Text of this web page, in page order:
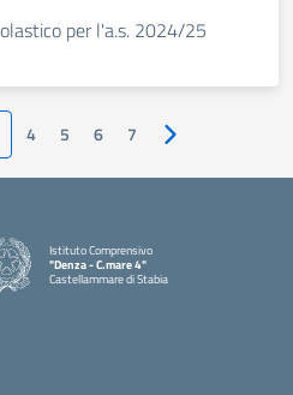
per l'a.s. 2024/25
4 5 6 7 Pagina
Istituto Comprensivo
"Denza - C.mare 4"
Castellammare di Stabia